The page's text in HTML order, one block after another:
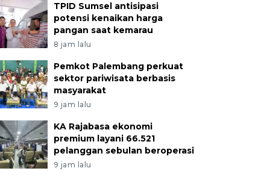
TPID Sumsel antisipasi
potensi kenaikan harga
pangan saat kemarau
8 jam lalu
Pemkot Palembang perkuat
sektor pariwisata berbasis
masyarakat
9 jam lalu
KA Rajabasa ekonomi
premium layani 66.521
pelanggan sebulan beroperasi
9 jam lalu